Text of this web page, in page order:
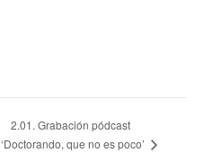
2.01. Grabación pódcast
‘Doctorando, que no es poco’